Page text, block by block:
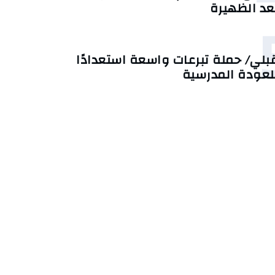
الظهيرة
حملة تبرعات واسعة استعدادًا
المدرسية